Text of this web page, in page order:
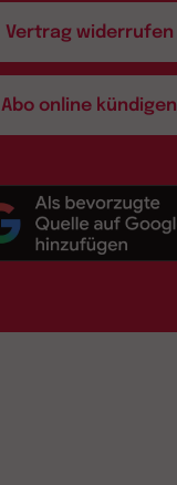
Vertrag widerrufen
Abo online kündigen